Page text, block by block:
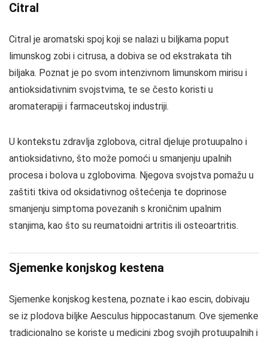
Citral
Citral je aromatski spoj koji se nalazi u biljkama poput
limunskog zobi i citrusa, a dobiva se od ekstrakata tih
biljaka. Poznat je po svom intenzivnom limunskom mirisu i
antioksidativnim svojstvima, te se često koristi u
aromaterapiji i farmaceutskoj industriji.
U kontekstu zdravlja zglobova, citral djeluje protuupalno i
antioksidativno, što može pomoći u smanjenju upalnih
procesa i bolova u zglobovima. Njegova svojstva pomažu u
zaštiti tkiva od oksidativnog oštećenja te doprinose
smanjenju simptoma povezanih s kroničnim upalnim
stanjima, kao što su reumatoidni artritis ili osteoartritis.
Sjemenke konjskog kestena
Sjemenke konjskog kestena, poznate i kao escin, dobivaju
se iz plodova biljke Aesculus hippocastanum. Ove sjemenke
tradicionalno se koriste u medicini zbog svojih protuupalnih i